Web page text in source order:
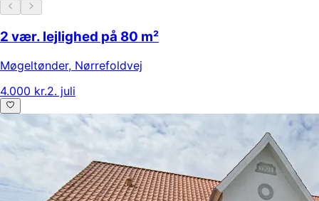
2 vær. lejlighed på 80 m²
Møgeltønder, Nørrefoldvej
4.000 kr.2. juli